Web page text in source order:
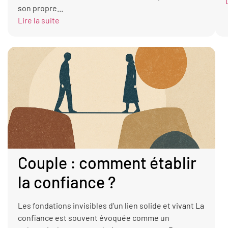
son propre...
Lire la suite
Couple : comment établir
la confiance ?
Les fondations invisibles d’un lien solide et vivant La
confiance est souvent évoquée comme un